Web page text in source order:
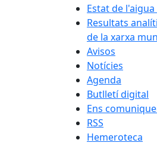
Estat de
Resultats
de la xarxa
Avisos
Notícies
Agenda
Butlletí digital
Ens
RSS
Hemeroteca